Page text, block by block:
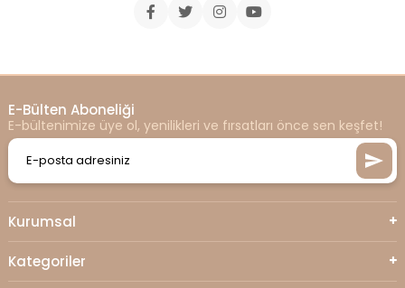
Kurumsal
Kategoriler
E-Bülten Aboneliği
E-bültenimize üye ol, yenilikleri ve fırsatları önce sen keşfet!